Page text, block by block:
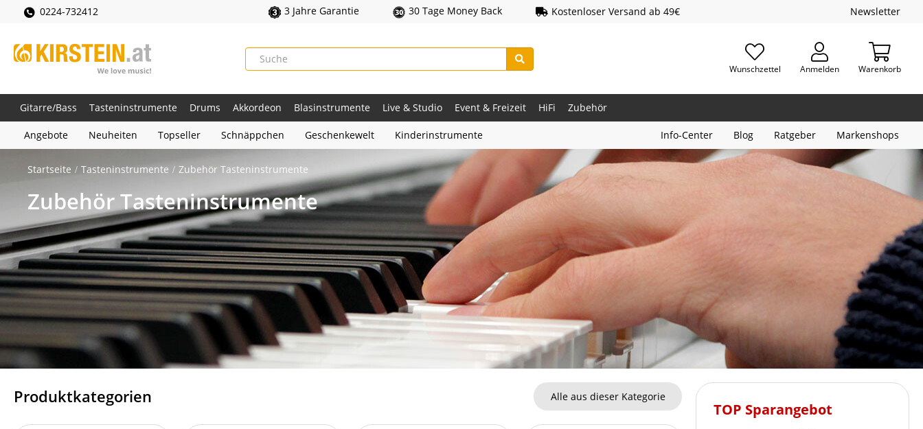
0224-732412 3 Jahre Garantie 30 Tage Money Back Kostenloser Versand ab 49€ Newsletter
Wunschzettel Anmelden Warenkorb
Gitarre/Bass Tasteninstrumente Drums Akkordeon Blasinstrumente Live & Studio Event & Freizeit HiFi Zubehör
Angebote Neuheiten Topseller Schnäppchen Geschenkewelt Kinderinstrumente Info-Center Blog Ratgeber Markenshops
Startseite Tasteninstrumente Zubehör Tasteninstrumente
Zubehör Tasteninstrumente
Produktkategorien Alle aus dieser Kategorie
TOP Sparangebot